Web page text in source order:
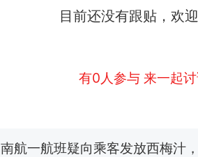
目前还没有跟贴，欢
有0人参与 来一起
佛山一中学招聘物理教师，笔试
南航一航班疑向乘客发放西梅汁